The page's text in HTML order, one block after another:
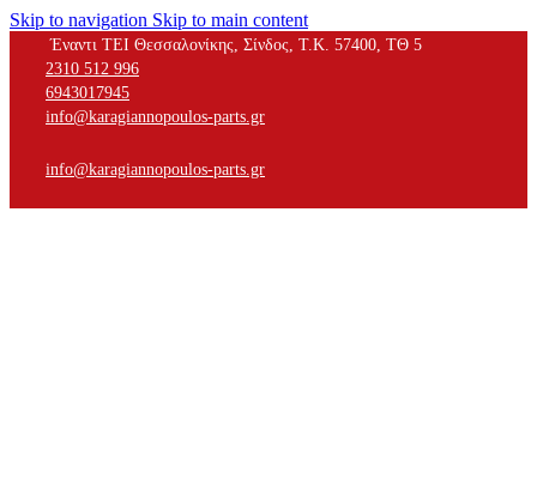
Skip to navigation Skip to main content
Έναντι ΤΕΙ Θεσσαλονίκης, Σίνδος, Τ.Κ. 57400, ΤΘ 5
2310 512 996
6943017945
info@karagiannopoulos-parts.gr
info@karagiannopoulos-parts.gr